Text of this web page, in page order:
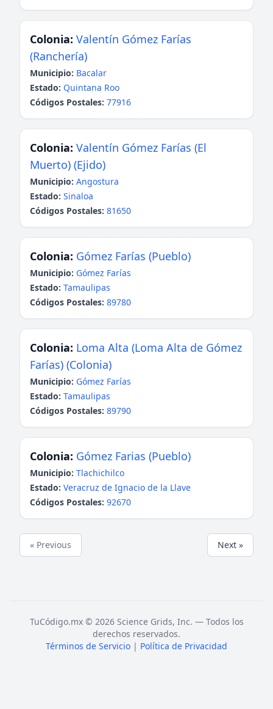
Colonia: Valentín Gómez Farías
(Ranchería)
Municipio: Bacalar
Estado: Quintana Roo
Códigos Postales: 77916
Colonia: Valentín Gómez Farías (El
Muerto) (Ejido)
Municipio: Angostura
Estado: Sinaloa
Códigos Postales: 81650
Colonia: Gómez Farías (Pueblo)
Municipio: Gómez Farías
Estado: Tamaulipas
Códigos Postales: 89780
Colonia: Loma Alta (Loma Alta de Gómez
Farías) (Colonia)
Municipio: Gómez Farías
Estado: Tamaulipas
Códigos Postales: 89790
Colonia: Gómez Farias (Pueblo)
Municipio: Tlachichilco
Estado: Veracruz de Ignacio de la Llave
Códigos Postales: 92670
« Previous Next »
TuCódigo.mx © 2026 Science Grids, Inc. — Todos los
derechos reservados.
Términos de Servicio | Política de Privacidad